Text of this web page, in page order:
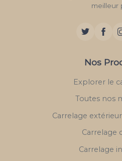
meilleur
Nos
Explorer le
Toutes nos
Carrelage
Carrelage
Carrelage